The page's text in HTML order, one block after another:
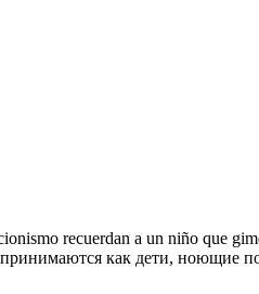
recuerdan a un niño que
как дети, ноющие